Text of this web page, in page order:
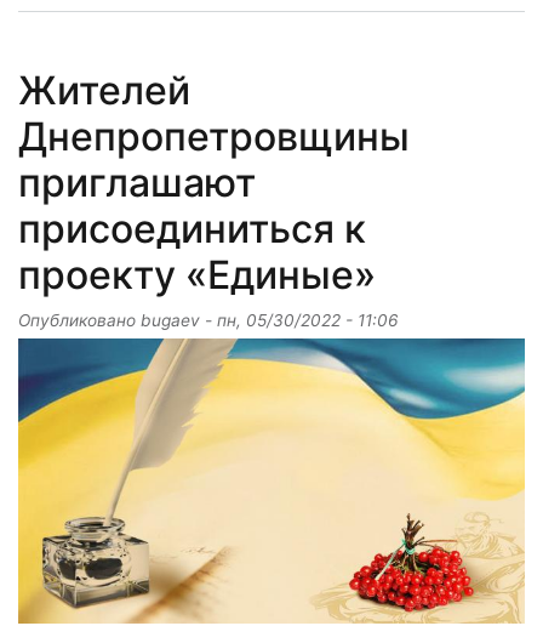
Жителей
Днепропетровщины
приглашают
присоединиться к
проекту «Единые»
Опубликовано bugaev - пн, 05/30/2022 - 11:06